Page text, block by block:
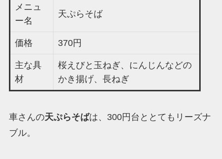
メニュ
ー名
天ぷらそば
価格 370円
主な具
材
桜えびと玉ねぎ、にんじんなどの
かき揚げ、長ねぎ
車さんの天ぷらそばは、300円台ととてもリーズナ
ブル。